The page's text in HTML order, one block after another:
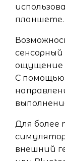
планшете.
ощущение
С помощью
Для более
внешний